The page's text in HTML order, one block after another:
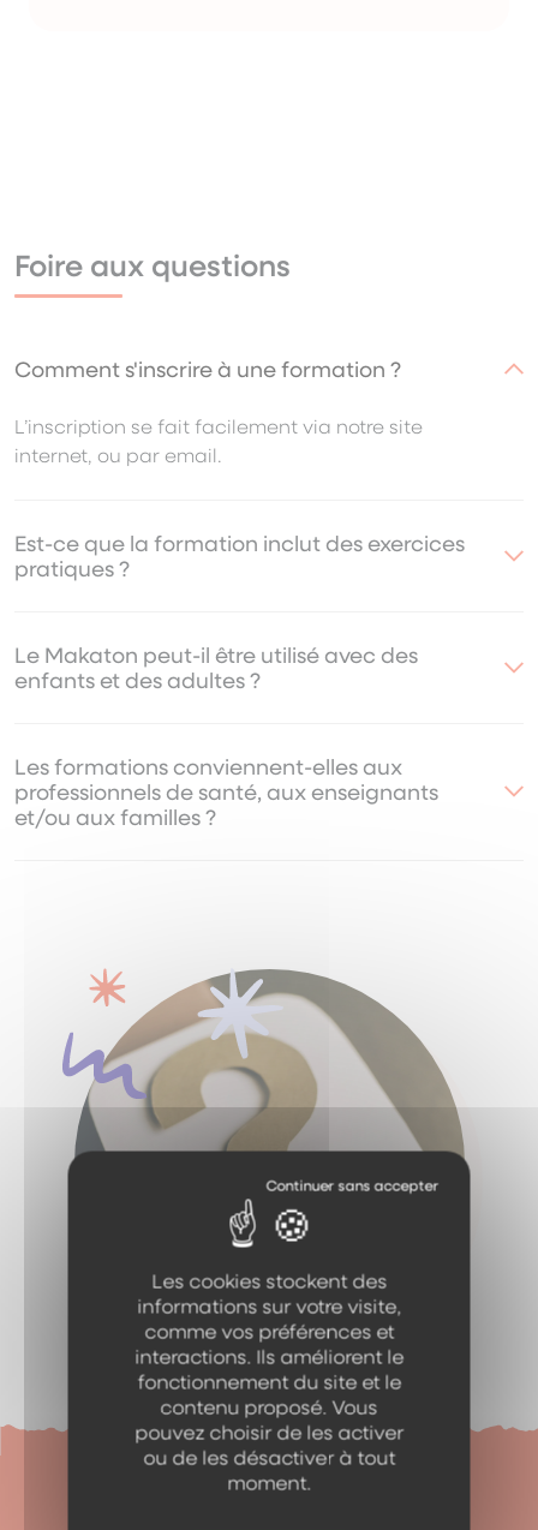
Foire aux questions
Comment s'inscrire à une formation ?
L’inscription se fait facilement via notre site
internet, ou par email.
Est-ce que la formation inclut des exercices
pratiques ?
Le Makaton peut-il être utilisé avec des
enfants et des adultes ?
Les formations conviennent-elles aux
professionnels de santé, aux enseignants
et/ou aux familles ?
Les cookies stockent des
informations sur votre visite,
comme vos préférences et
interactions. Ils améliorent le
fonctionnement du site et le
contenu proposé. Vous
pouvez choisir de les activer
ou de les désactiver à tout
moment.